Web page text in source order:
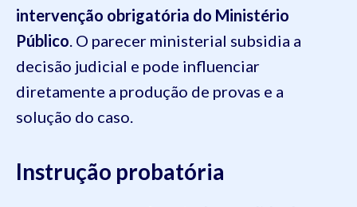
intervenção obrigatória do Ministério
Público . O parecer ministerial subsidia a
decisão judicial e pode influenciar
diretamente a produção de provas e a
solução do caso.
Instrução probatória